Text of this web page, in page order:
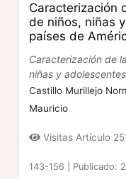
Caracterización
de niños, niñas
países de
Caracterización de
niñas y
Castillo Murillejo
Mauricio
Visitas Artículo
143-156 Publicado: